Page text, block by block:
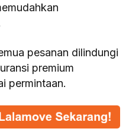
pesanan dilindungi
premium
permintaan.